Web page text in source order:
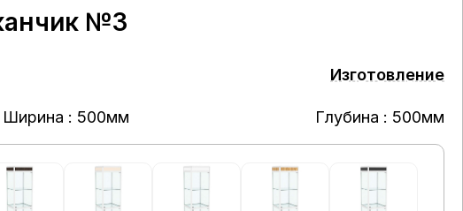
№3
Изготовление
Ширина : 500мм Глубина : 500мм